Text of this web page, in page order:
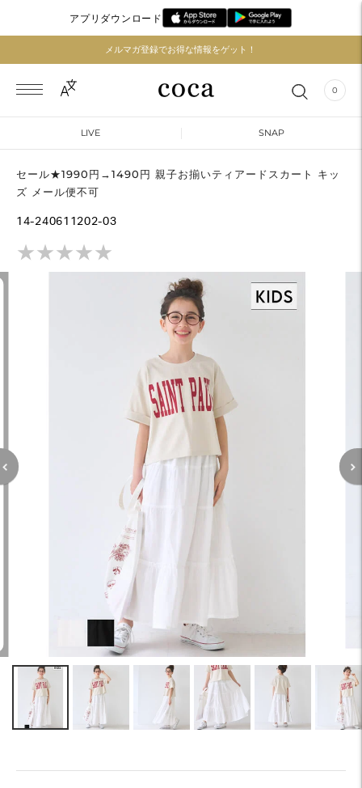
アプリダウンロード
メルマガ登録でお得な情報をゲット！
0
LIVE SNAP
セール★1990円→1490円 親子お揃いティアードスカート キッ
ズ メール便不可
14-240611202-03
★★★★★
★★★★★